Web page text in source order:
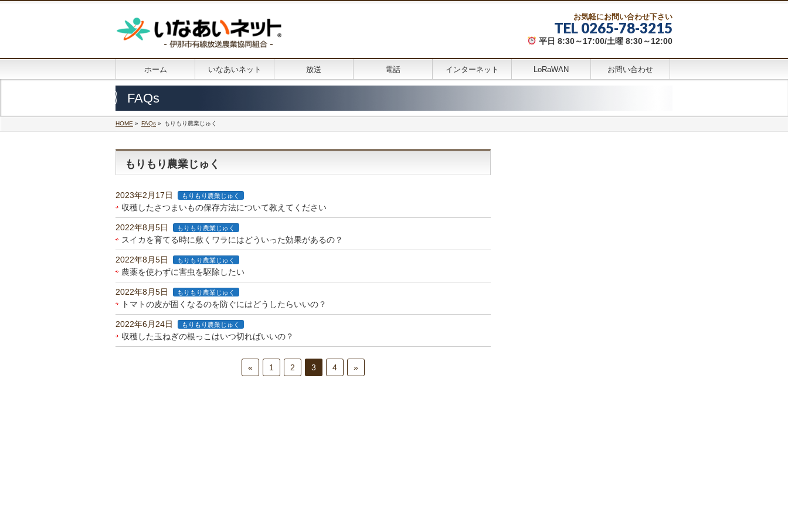
お気軽にお問い合わせ下さい
TEL 0265-78-3215
平日 8:30～17:00/土曜 8:30～12:00
ホーム いなあいネット 放送 電話 インターネット LoRaWAN お問い合わせ
FAQs
HOME » FAQs » もりもり農業じゅく
もりもり農業じゅく
2023年2月17日 もりもり農業じゅく
収穫したさつまいもの保存方法について教えてください
2022年8月5日 もりもり農業じゅく
スイカを育てる時に敷くワラにはどういった効果があるの？
2022年8月5日 もりもり農業じゅく
農薬を使わずに害虫を駆除したい
2022年8月5日 もりもり農業じゅく
トマトの皮が固くなるのを防ぐにはどうしたらいいの？
2022年6月24日 もりもり農業じゅく
収穫した玉ねぎの根っこはいつ切ればいいの？
« 1 2 3 4 »